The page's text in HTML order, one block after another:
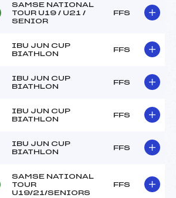
SAMSE NATIONAL
TOUR U19 / U21 /
SENIOR
FFS
IBU JUN CUP
BIATHLON
FFS
IBU JUN CUP
BIATHLON
FFS
IBU JUN CUP
BIATHLON
FFS
IBU JUN CUP
BIATHLON
FFS
SAMSE NATIONAL
TOUR
U19/21/SENIORS
FFS